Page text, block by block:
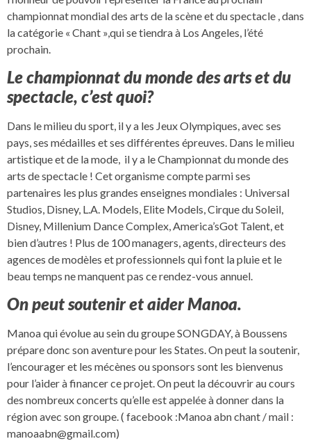
championnat mondial des arts de la scène et du spectacle , dans
la catégorie « Chant »,qui se tiendra à Los Angeles, l’été
prochain.
Le championnat du monde des arts et du
spectacle, c’est quoi?
Dans le milieu du sport, il y a les Jeux Olympiques, avec ses
pays, ses médailles et ses différentes épreuves. Dans le milieu
artistique et de la mode, il y a le Championnat du monde des
arts de spectacle ! Cet organisme compte parmi ses
partenaires les plus grandes enseignes mondiales : Universal
Studios, Disney, L.A. Models, Elite Models, Cirque du Soleil,
Disney, Millenium Dance Complex, America’sGot Talent, et
bien d’autres ! Plus de 100 managers, agents, directeurs des
agences de modèles et professionnels qui font la pluie et le
beau temps ne manquent pas ce rendez-vous annuel.
On peut soutenir et aider Manoa.
Manoa qui évolue au sein du groupe SONGDAY, à Boussens
prépare donc son aventure pour les States. On peut la soutenir,
l’encourager et les mécènes ou sponsors sont les bienvenus
pour l’aider à financer ce projet. On peut la découvrir au cours
des nombreux concerts qu’elle est appelée à donner dans la
région avec son groupe. ( facebook :Manoa abn chant / mail :
manoaabn@gmail.com)